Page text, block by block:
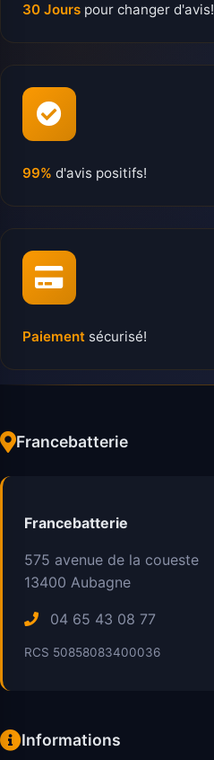
30 Jours pour changer d'avis!
99% d'avis positifs!
Paiement sécurisé!
Francebatterie
Francebatterie
575 avenue de la coueste
13400 Aubagne
04 65 43 08 77
RCS 50858083400036
Informations